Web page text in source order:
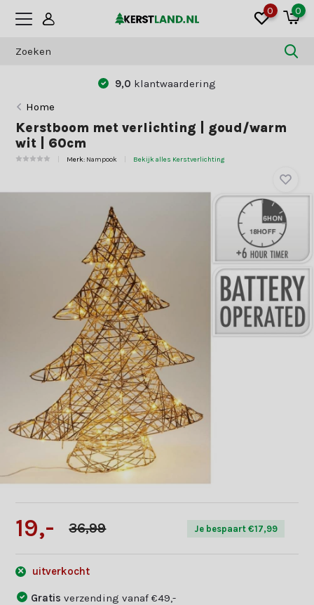
0 0
9,0 klantwaardering
Home
Kerstboom met verlichting | goud/warm
wit | 60cm
Merk: Nampook Bekijk alles Kerstverlichting
19,- 36,99 Je bespaart €17,99
uitverkocht
Gratisverzending vanaf €49,-